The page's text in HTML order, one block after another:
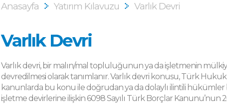
Anasayfa Yatırım Kılavuzu Varlık Devri
Varlık Devri
Varlık devri, bir malın/mal topluluğunun ya da işletmenin
devredilmesi olarak tanımlanır. Varlık devri konusu, Türk
kanunlarda bu konu ile doğrudan ya da dolaylı ilintili
işletme devirlerine ilişkin 6098 Sayılı Türk Borçlar Kanunu’nun